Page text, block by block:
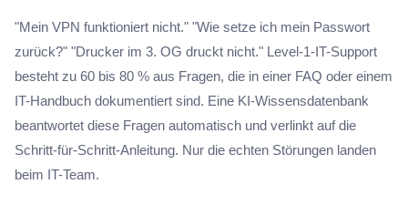
"Mein VPN funktioniert nicht." "Wie setze ich mein Passwort
zurück?" "Drucker im 3. OG druckt nicht." Level-1-IT-Support
besteht zu 60 bis 80 % aus Fragen, die in einer FAQ oder einem
IT-Handbuch dokumentiert sind. Eine KI-Wissensdatenbank
beantwortet diese Fragen automatisch und verlinkt auf die
Schritt-für-Schritt-Anleitung. Nur die echten Störungen landen
beim IT-Team.